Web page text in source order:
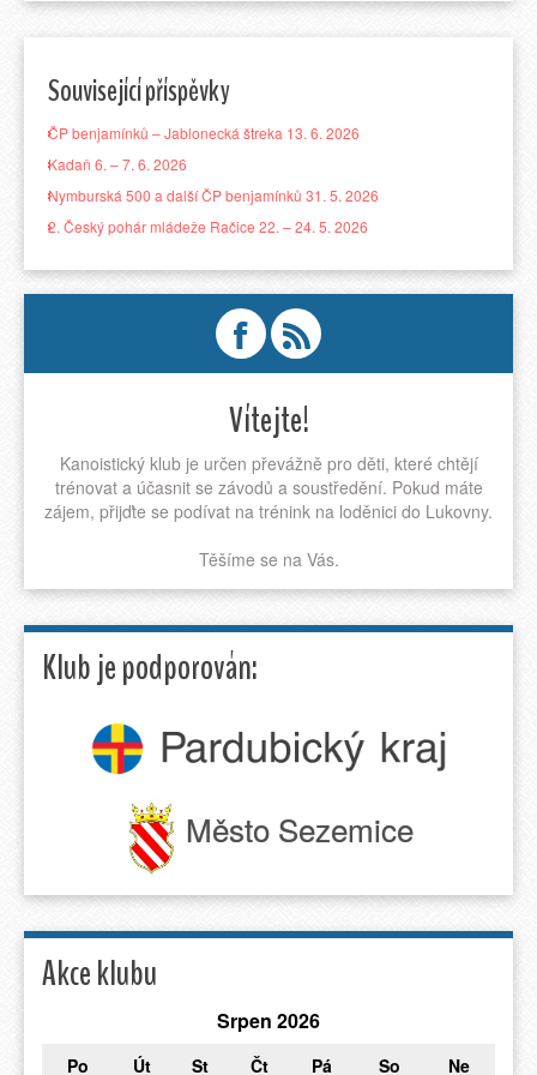
Související příspěvky
ČP benjamínků – Jablonecká štreka 13. 6. 2026
Kadaň 6. – 7. 6. 2026
Nymburská 500 a další ČP benjamínků 31. 5. 2026
2. Český pohár mládeže Račice 22. – 24. 5. 2026
Vítejte!
Kanoistický klub je určen převážně pro děti, které chtějí
trénovat a účasnit se závodů a soustředění. Pokud máte
zájem, přijďte se podívat na trénink na loděnici do Lukovny.
Těšíme se na Vás.
Klub je podporován:
Město Sezemice
Akce klubu
Srpen 2026
Po Út St Čt Pá So Ne